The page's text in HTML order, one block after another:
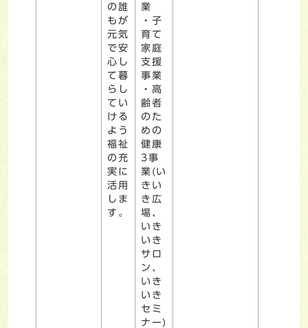
の誰
もが
元気
で安
心し
て暮
らし
てい
ける
よう
福祉
の充
実に
活用
しま
す。
業
・子
育て
家庭
支援
事業
・高
齢者
のた
めの
健康
3事
業(い
きい
き広
場、
いき
いき
サロ
ン、
いき
いき
セミ
ナー)